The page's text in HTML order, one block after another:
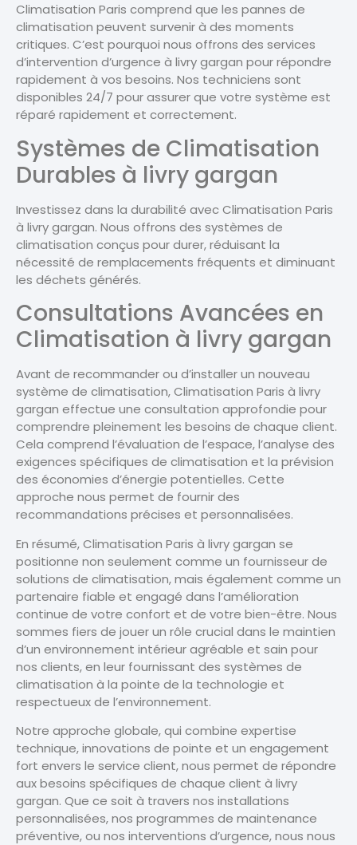
Climatisation Paris comprend que les pannes de
climatisation peuvent survenir à des moments
critiques. C’est pourquoi nous offrons des services
d’intervention d’urgence à livry gargan pour répondre
rapidement à vos besoins. Nos techniciens sont
disponibles 24/7 pour assurer que votre système est
réparé rapidement et correctement.
Systèmes de Climatisation
Durables à livry gargan
Investissez dans la durabilité avec Climatisation Paris
à livry gargan. Nous offrons des systèmes de
climatisation conçus pour durer, réduisant la
nécessité de remplacements fréquents et diminuant
les déchets générés.
Consultations Avancées en
Climatisation à livry gargan
Avant de recommander ou d’installer un nouveau
système de climatisation, Climatisation Paris à livry
gargan effectue une consultation approfondie pour
comprendre pleinement les besoins de chaque client.
Cela comprend l’évaluation de l’espace, l’analyse des
exigences spécifiques de climatisation et la prévision
des économies d’énergie potentielles. Cette
approche nous permet de fournir des
recommandations précises et personnalisées.
En résumé, Climatisation Paris à livry gargan se
positionne non seulement comme un fournisseur de
solutions de climatisation, mais également comme un
partenaire fiable et engagé dans l’amélioration
continue de votre confort et de votre bien-être. Nous
sommes fiers de jouer un rôle crucial dans le maintien
d’un environnement intérieur agréable et sain pour
nos clients, en leur fournissant des systèmes de
climatisation à la pointe de la technologie et
respectueux de l’environnement.
Notre approche globale, qui combine expertise
technique, innovations de pointe et un engagement
fort envers le service client, nous permet de répondre
aux besoins spécifiques de chaque client à livry
gargan. Que ce soit à travers nos installations
personnalisées, nos programmes de maintenance
préventive, ou nos interventions d’urgence, nous nous